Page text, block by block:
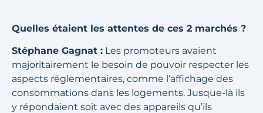
Quelles étaient les attentes de ces 2 marchés ?
Stéphane Gagnat : Les promoteurs avaient
majoritairement le besoin de pouvoir respecter les
aspects réglementaires, comme l’affichage des
consommations dans les logements. Jusque-là ils
y répondaient soit avec des appareils qu’ils